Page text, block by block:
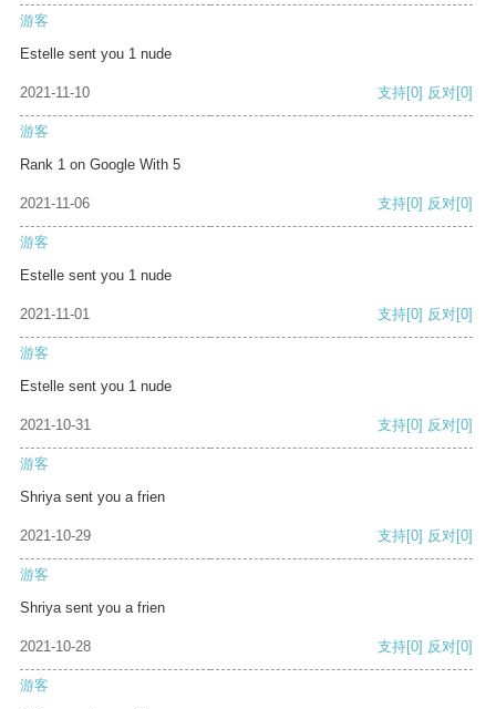
游客
Estelle sent you 1 nude
2021-11-10 支持[0] 反对[0]
游客
Rank 1 on Google With 5
2021-11-06 支持[0] 反对[0]
游客
Estelle sent you 1 nude
2021-11-01 支持[0] 反对[0]
游客
Estelle sent you 1 nude
2021-10-31 支持[0] 反对[0]
游客
Shriya sent you a frien
2021-10-29 支持[0] 反对[0]
游客
Shriya sent you a frien
2021-10-28 支持[0] 反对[0]
游客